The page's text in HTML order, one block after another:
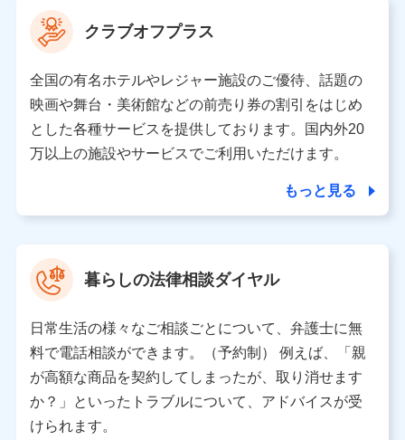
上記に係る案内・手続き・管理等付帯業務を行うため
【当該個人データの管理について責任を有する者の名称・住
所・代表者名】
当該個人データを取り扱う各共同利用者（詳細は次のとお
り）
東京都千代田区永田町2丁目11番1号 山王パークタワー
株式会社NTTドコモ 代表取締役社長 前田 義晃
東京都中央区日本橋人形町2-14-10 アーバンネット日本橋
ビル 3F
※ 当社および株式会社NTTドコモは、お客さまの情報を利
データ憲章」に定める行動原則を順守します 。
※ パーソナルデータダッシュボードの「第三者提供の管
理」の設定状態にかかわらず、共同利用する場合がありま
※ dポイントクラブ会員ではないお客さま（2019年12月11
日以降、一度もdポイントクラブ会員であったことがないお
クラブオフプラス
全国の有名ホテルやレジャー施設のご優待、話題の
映画や舞台・美術館などの前売り券の割引をはじめ
とした各種サービスを提供しております。国内外20
万以上の施設やサービスでご利用いただけます。
もっと見る
暮らしの法律相談ダイヤル
日常生活の様々なご相談ごとについて、弁護士に無
料で電話相談ができます。（予約制） 例えば、「親
が高額な商品を契約してしまったが、取り消せます
か？」といったトラブルについて、アドバイスが受
けられます。